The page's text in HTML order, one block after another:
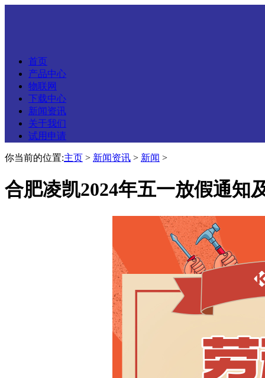
首页
产品中心
物联网
下载中心
新闻资讯
关于我们
试用申请
你当前的位置:主页 > 新闻资讯 > 新闻 >
合肥凌凯2024年五一放假通知